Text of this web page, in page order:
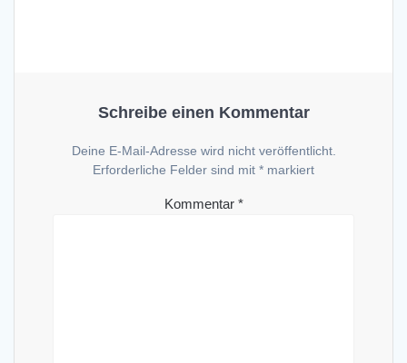
Schreibe einen Kommentar
Deine E-Mail-Adresse wird nicht veröffentlicht.
Erforderliche Felder sind mit * markiert
Kommentar *